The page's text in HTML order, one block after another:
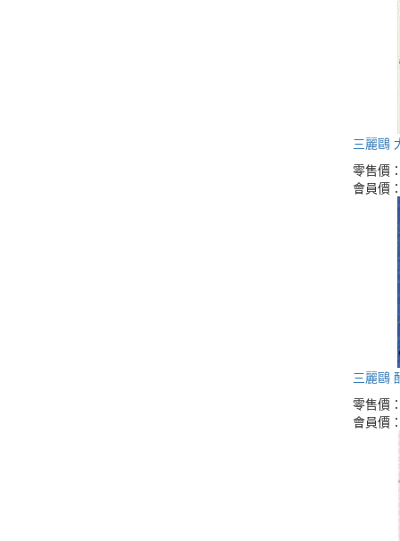
三麗鷗
零售價
會員價
三麗鷗
零售價
會員價